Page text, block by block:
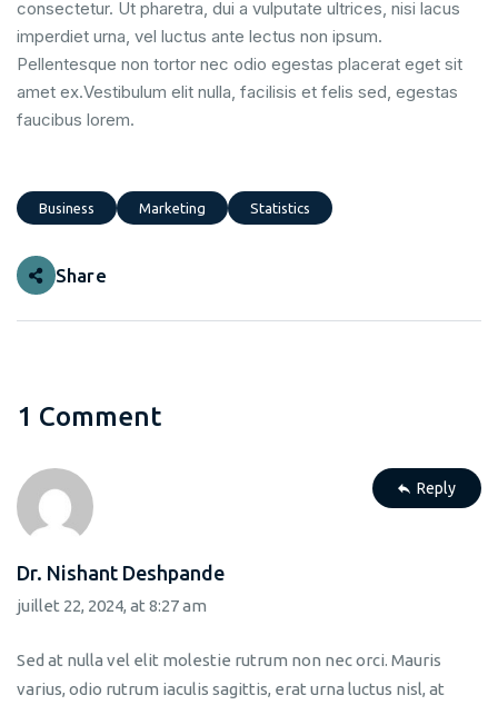
consectetur. Ut pharetra, dui a vulputate ultrices, nisi lacus
imperdiet urna, vel luctus ante lectus non ipsum.
Pellentesque non tortor nec odio egestas placerat eget sit
amet ex.Vestibulum elit nulla, facilisis et felis sed, egestas
faucibus lorem.
Business Marketing Statistics
Share
1 Comment
Dr. Nishant Deshpande
juillet 22, 2024, at 8:27 am
Sed at nulla vel elit molestie rutrum non nec orci. Mauris
varius, odio rutrum iaculis sagittis, erat urna luctus nisl, at
Reply